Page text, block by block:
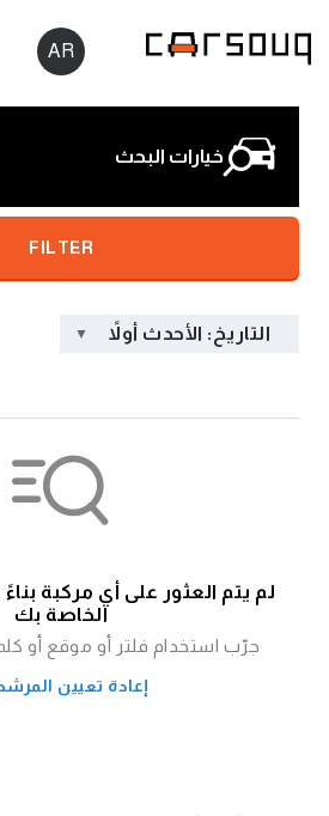
AR
خيارات البحث
FILTER
التاريخ: الأحدث أولاً
لم يتم العثور على أي مركبة
الخاصة بك
جرّب استخدام فلتر أو موقع أو
إعادة تعيين